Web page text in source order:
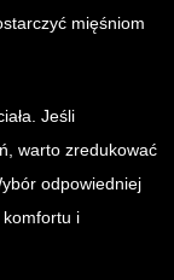
mięśniom
Jeśli
warto zredukować
odpowiedniej
komfortu i